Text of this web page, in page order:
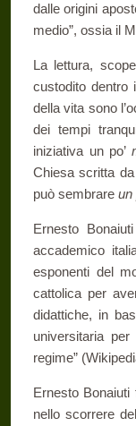
dalle origini
medio”, ossia il
La lettura,
custodito dentro
della vita sono
dei tempi
iniziativa un po’
Chiesa scritta
può sembrare un
Ernesto
accademico
esponenti del
cattolica per
didattiche, in
universitaria
regime”
Ernesto
nello scorrere